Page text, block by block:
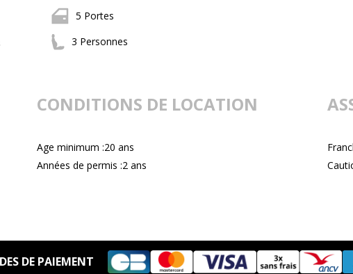
5 Portes
3 Personnes
CONDITIONS DE LOCATION
Age minimum :20 ans
Années de permis :2 ans
DE PAIEMENT